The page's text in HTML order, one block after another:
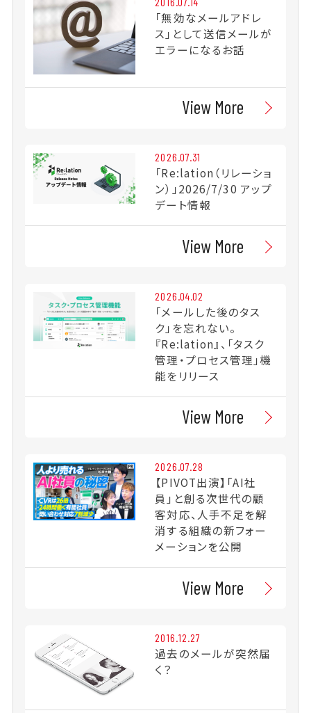
「無効なメールアドレ
ス」として送信メールが
エラーになるお話
View More
2026.07.31
「Re:lation（リレーショ
ン）」2026/7/30 アップ
デート情報
View More
2026.04.02
「メールした後のタス
ク」を忘れない。
『Re:lation』、「タスク
管理・プロセス管理」機
能をリリース
View More
2026.07.28
【PIVOT出演】「AI社
員」と創る次世代の顧
客対応、人手不足を解
消する組織の新フォー
メーションを公開
View More
2016.12.27
過去のメールが突然届
く？